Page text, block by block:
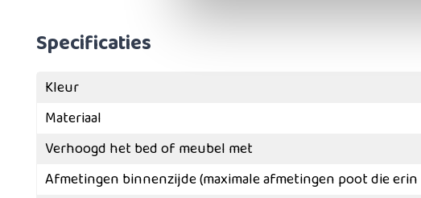
Specificaties
Kleur
Materiaal
Verhoogd het bed of meubel met
Afmetingen binnenzijde (maximale afmetingen poot die erin